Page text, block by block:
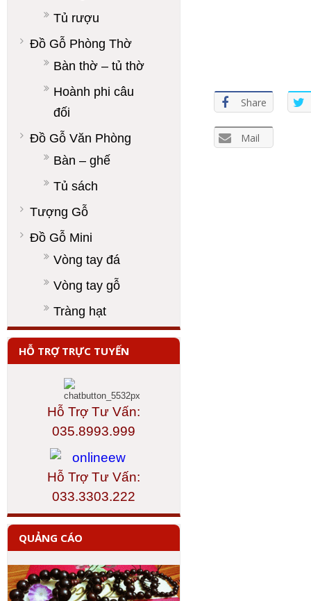
Share
Mail
Tủ rượu
Đồ Gỗ Phòng Thờ
Bàn thờ – tủ thờ
Hoành phi câu
đối
Đồ Gỗ Văn Phòng
Bàn – ghế
Tủ sách
Tượng Gỗ
Đồ Gỗ Mini
Vòng tay đá
Vòng tay gỗ
Tràng hạt
HỖ TRỢ TRỰC TUYẾN
Hỗ Trợ Tư Vấn:
035.8993.999
Hỗ Trợ Tư Vấn:
033.3303.222
QUẢNG CÁO